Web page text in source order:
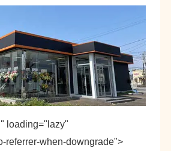
loading="lazy"
referrer-when-downgrade">